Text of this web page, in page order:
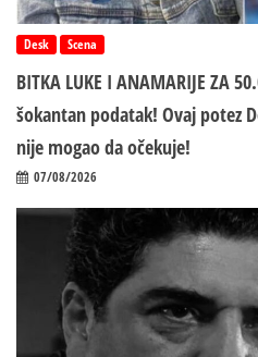
Desk Scena
BITKA LUKE I ANAMARIJE ZA
šokantan podatak! Ovaj potez
nije mogao da očekuje!
07/08/2026